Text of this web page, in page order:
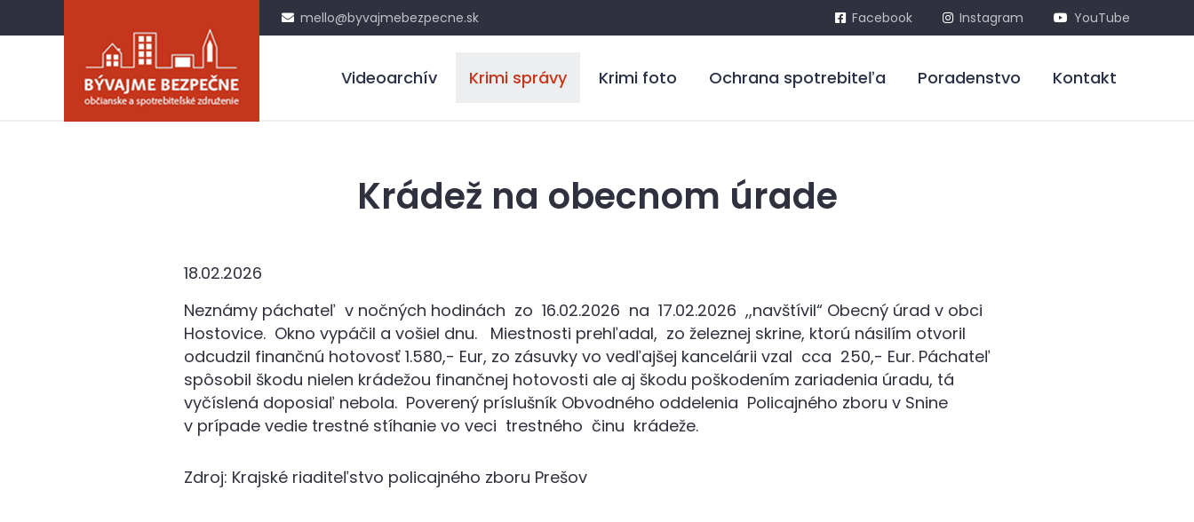
mello@byvajmebezpecne.sk Facebook Instagram YouTube
Videoarchív Krimi správy Krimi foto Ochrana spotrebiteľa Poradenstvo Kontakt
Krádež na obecnom úrade
18.02.2026
Neznámy páchateľ v nočných hodinách zo 16.02.2026 na 17.02.2026 ,,navštívil“ Obecný úrad v obci
Hostovice. Okno vypáčil a vošiel dnu. Miestnosti prehľadal, zo železnej skrine, ktorú násilím otvoril
odcudzil finančnú hotovosť 1.580,- Eur, zo zásuvky vo vedľajšej kancelárii vzal cca 250,- Eur. Páchateľ
spôsobil škodu nielen krádežou finančnej hotovosti ale aj škodu poškodením zariadenia úradu, tá
vyčíslená doposiaľ nebola. Poverený príslušník Obvodného oddelenia Policajného zboru v Snine
v prípade vedie trestné stíhanie vo veci trestného činu krádeže.
Zdroj: Krajské riaditeľstvo policajného zboru Prešov